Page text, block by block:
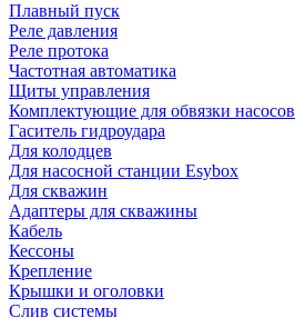
Плавный пуск
Реле давления
Реле протока
Частотная автоматика
Щиты управления
Комплектующие для обвязки насосов
Гаситель гидроудара
Для колодцев
Для насосной станции Esybox
Для скважин
Адаптеры для скважины
Кабель
Кессоны
Крепление
Крышки и оголовки
Слив системы